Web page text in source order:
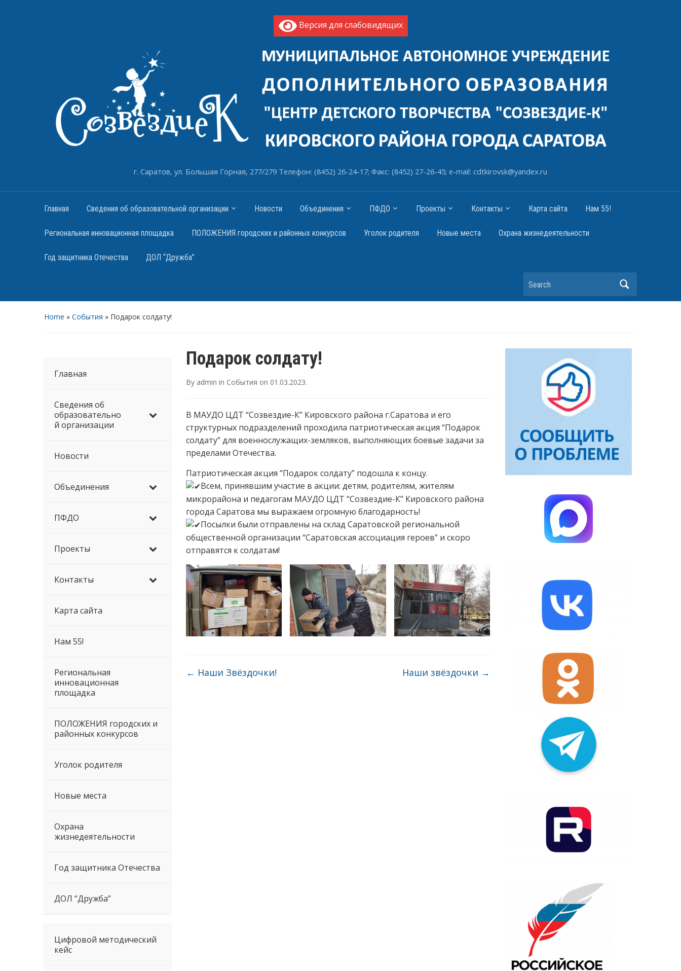
Версия для слабовидящих
г. Саратов, ул. Большая Горная, 277/279 Телефон: (8452) 26-24-17; Факс: (8452) 27-26-45; e-mail: cdtkirovsk@yandex.ru
Главная Сведения об образовательной организации Новости Объединения ПФДО Проекты Контакты Карта сайта Нам 55!
Региональная инновационная площадка ПОЛОЖЕНИЯ городских и районных конкурсов Уголок родителя Новые места Охрана жизнедеятельности
Год защитника Отечества ДОЛ “Дружба”
Search
Home » События » Подарок солдату!
Главная
Сведения об
образовательно
й организации
Новости
Объединения
ПФДО
Проекты
Контакты
Карта сайта
Нам 55!
Региональная
инновационная
площадка
ПОЛОЖЕНИЯ городских и
районных конкурсов
Уголок родителя
Новые места
Охрана
жизнедеятельности
Год защитника Отечества
ДОЛ “Дружба”
Цифровой методический
кейс
Подарок солдату!
By admin in События on 01.03.2023.
В МАУДО ЦДТ “Созвездие-К” Кировского района г.Саратова и его
структурных подразделений проходила патриотическая акция “Подарок
солдату” для военнослужащих-земляков, выполняющих боевые задачи за
пределами Отечества.
Патриотическая акция “Подарок солдату” подошла к концу.
Всем, принявшим участие в акции: детям, родителям, жителям
микрорайона и педагогам МАУДО ЦДТ “Созвездие-К” Кировского района
города Саратова мы выражаем огромную благодарность!
Посылки были отправлены на склад Саратовской региональной
общественной организации “Саратовская ассоциация героев” и скоро
отправятся к солдатам!
← Наши Звёздочки! Наши звёздочки →